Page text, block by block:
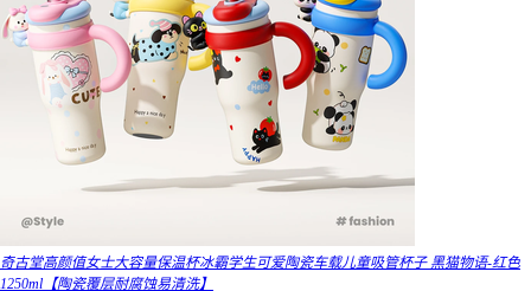
奇古堂高颜值女士大容量保温杯冰霸学生可爱陶瓷车载儿童吸管杯子 黑猫物语-红色
1250ml【陶瓷覆层耐腐蚀易清洗】